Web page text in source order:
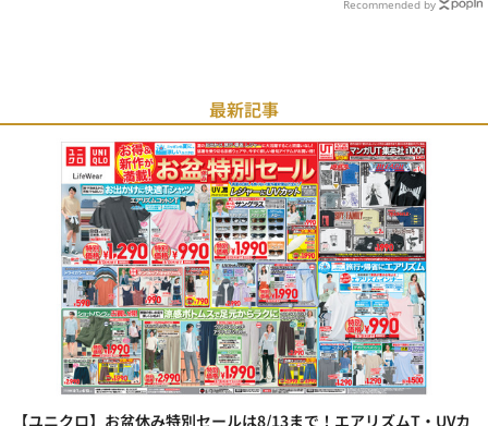
Recommended by
最新記事
【ユニクロ】お盆休み特別セールは8/13まで！エアリズムT・UVカ